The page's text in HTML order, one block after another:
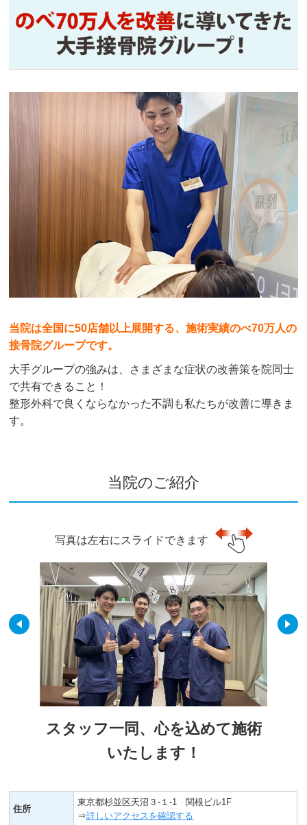
当院は全国に50店舗以上展開する、施術実績のべ70万人の
接骨院グループです。
大手グループの強みは、さまざまな症状の改善策を院同士
で共有できること！
整形外科で良くならなかった不調も私たちが改善に導きま
す。
当院のご紹介
写真は左右にスライドできます
スタッフ一同、心を込めて施術
いたします！
住所
東京都杉並区天沼３-１-1 関根ビル1F
⇒詳しいアクセスを確認する